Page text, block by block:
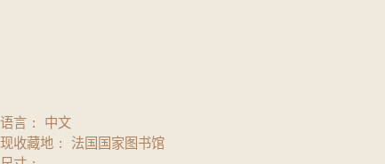
语言
中文
现收藏地
法国国家图书馆